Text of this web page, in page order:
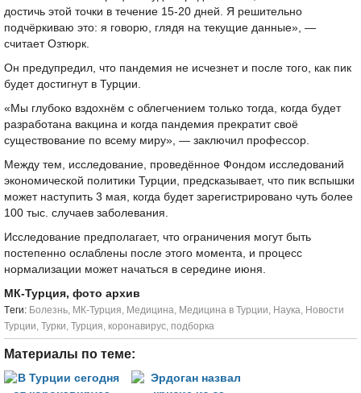
достичь этой точки в течение 15-20 дней. Я решительно
подчёркиваю это: я говорю, глядя на текущие данные», —
считает Озтюрк.
Он предупредил, что пандемия не исчезнет и после того, как пик
будет достигнут в Турции.
«Мы глубоко вздохнём с облегчением только тогда, когда будет
разработана вакцина и когда пандемия прекратит своё
существование по всему миру», — заключил профессор.
Между тем, исследование, проведённое Фондом исследований
экономической политики Турции, предсказывает, что пик вспышки
может наступить 3 мая, когда будет зарегистрировано чуть более
100 тыс. случаев заболевания.
Исследование предполагает, что ограничения могут быть
постепенно ослаблены после этого момента, и процесс
нормализации может начаться в середине июня.
МК-Турция, фото архив
Tеги: Болезнь, МК-Турция, Медицина, Медицина в Турции, Наука, Новости
Турции, Турки, Турция, коронавирус, подборка
Материалы по теме: